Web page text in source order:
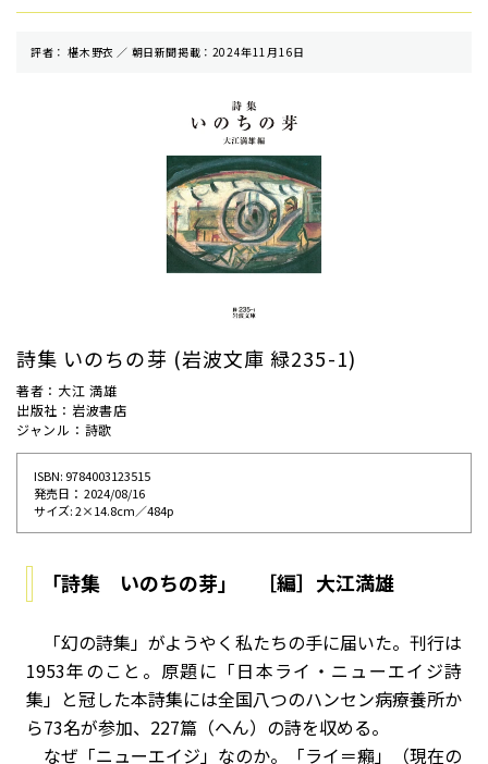
評者： 椹木野衣 ／ 朝⽇新聞掲載：2024年11月16日
詩集 いのちの芽 (岩波文庫 緑235-1)
著者：大江 満雄
出版社：岩波書店
ジャンル：詩歌
ISBN: 9784003123515
発売⽇： 2024/08/16
サイズ: 2×14.8cm／484p
「詩集 いのちの芽」 ［編］大江満雄
「幻の詩集」がようやく私たちの手に届いた。刊行は
1953年のこと。原題に「日本ライ・ニューエイジ詩
集」と冠した本詩集には全国八つのハンセン病療養所か
ら73名が参加、227篇（へん）の詩を収める。
なぜ「ニューエイジ」なのか。「ライ＝癩」（現在の